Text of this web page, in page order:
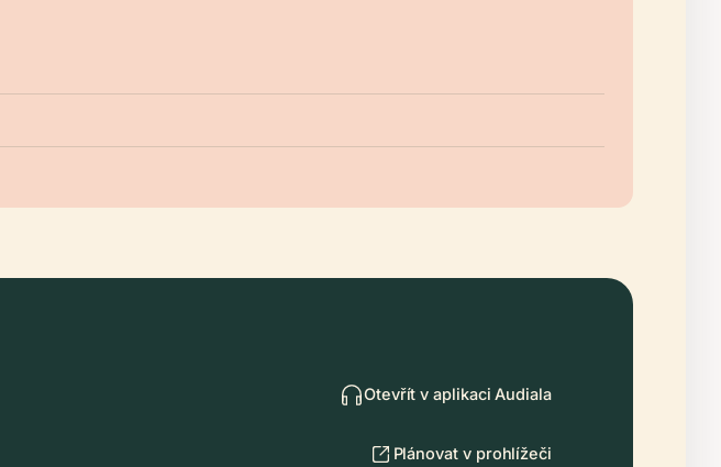
Otevřít v aplikaci Audiala
Plánovat v prohlížeči